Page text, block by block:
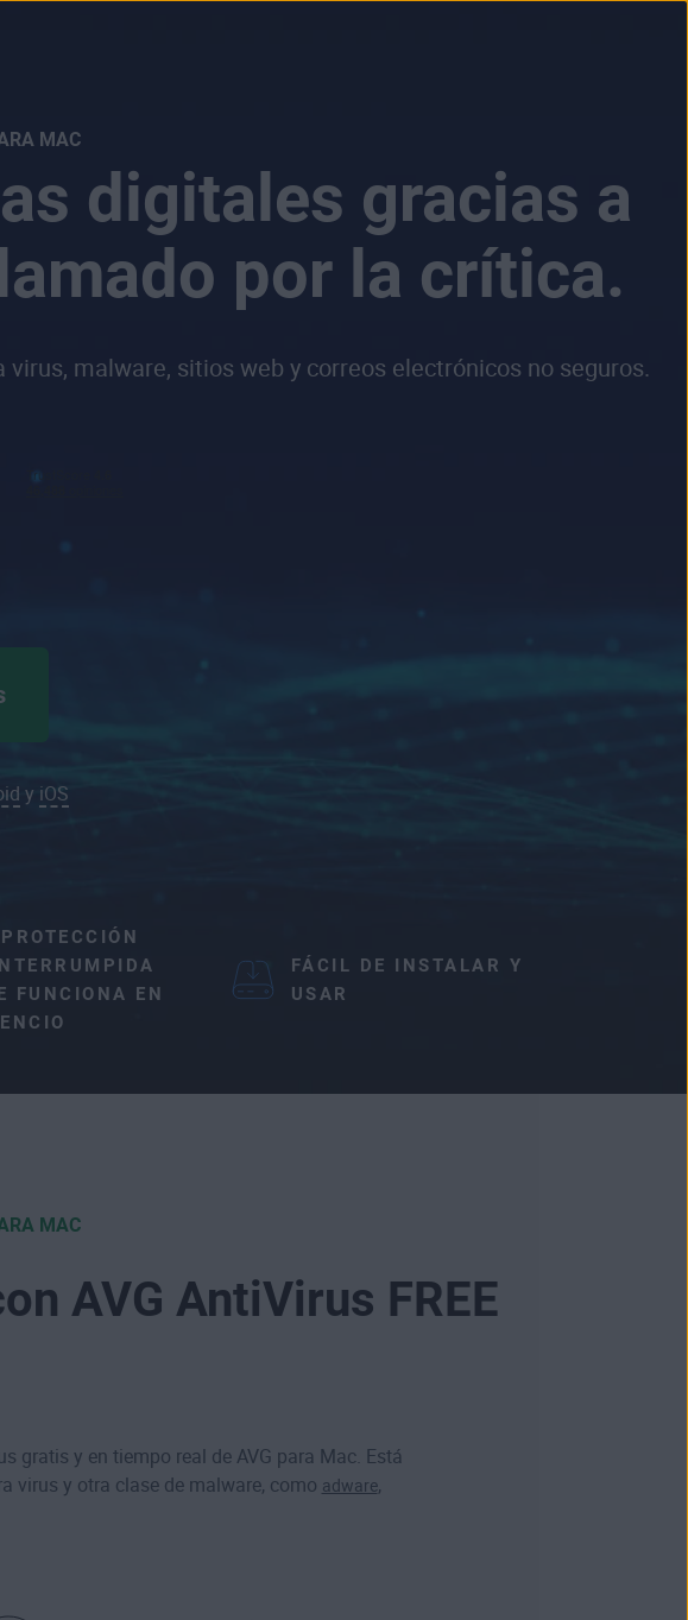
MAC
digitales gracias a
por la crítica.
malware, sitios web y correos electrónicos no seguros.
y iOS
FUNCIONA EN
FÁCIL DE INSTALAR Y
USAR
MAC
AVG AntiVirus FREE
gratis y en tiempo real de AVG para Mac. Está
virus y otra clase de malware, como adware,